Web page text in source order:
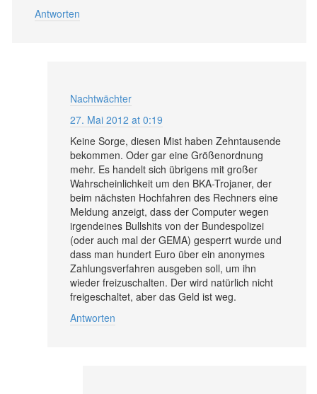
Antworten
Nachtwächter
27. Mai 2012 at 0:19
Keine Sorge, diesen Mist haben Zehntausende
bekommen. Oder gar eine Größenordnung
mehr. Es handelt sich übrigens mit großer
Wahrscheinlichkeit um den BKA-Trojaner, der
beim nächsten Hochfahren des Rechners eine
Meldung anzeigt, dass der Computer wegen
irgendeines Bullshits von der Bundespolizei
(oder auch mal der GEMA) gesperrt wurde und
dass man hundert Euro über ein anonymes
Zahlungsverfahren ausgeben soll, um ihn
wieder freizuschalten. Der wird natürlich nicht
freigeschaltet, aber das Geld ist weg.
Antworten